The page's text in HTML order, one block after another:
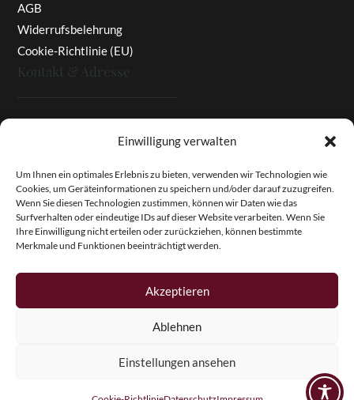
Einwilligung verwalten
Um Ihnen ein optimales Erlebnis zu bieten, verwenden wir Technologien wie
Cookies, um Geräteinformationen zu speichern und/oder darauf zuzugreifen.
Wenn Sie diesen Technologien zustimmen, können wir Daten wie das
Surfverhalten oder eindeutige IDs auf dieser Website verarbeiten. Wenn Sie
Ihre Einwilligung nicht erteilen oder zurückziehen, können bestimmte
Merkmale und Funktionen beeinträchtigt werden.
Akzeptieren
Ablehnen
Einstellungen ansehen
AGB
Widerrufsbelehrung
Cookie-Richtlinie (EU)
Kontakt & Adresse
Heinz Enzinger-Panitz
Aussergernwallen 3
94166 Stubenberg
Deutschland
Tel.:+49 (0)8574 - 91 97 79
info@pfingstrosen.eu
Copyright © 2026 Magic Garden Paeonies. Rottaler